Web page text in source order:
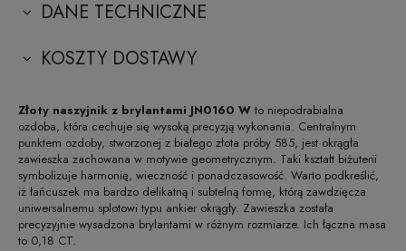
DANE TECHNICZNE
KOSZTY DOSTAWY
Złoty naszyjnik z brylantami JN0160 W to niepodrabialna
ozdoba, która cechuje się wysoką precyzją wykonania. Centralnym
punktem ozdoby, stworzonej z białego złota próby 585, jest okrągła
zawieszka zachowana w motywie geometrycznym. Taki kształt biżuterii
symbolizuje harmonię, wieczność i ponadczasowość. Warto podkreślić,
iż łańcuszek ma bardzo delikatną i subtelną formę, którą zawdzięcza
uniwersalnemu splotowi typu ankier okrągły. Zawieszka została
precyzyjnie wysadzona brylantami w różnym rozmiarze. Ich łączna masa
to 0,18 CT.